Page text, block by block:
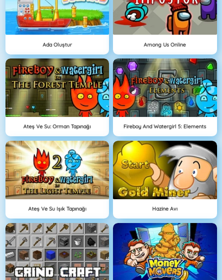
Ada Oluştur Among Us Online
Ateş Ve Su: Orman Tapınağı Fireboy And Watergirl 5: Elements
Ateş Ve Su Işık Tapınağı Hazine Avı